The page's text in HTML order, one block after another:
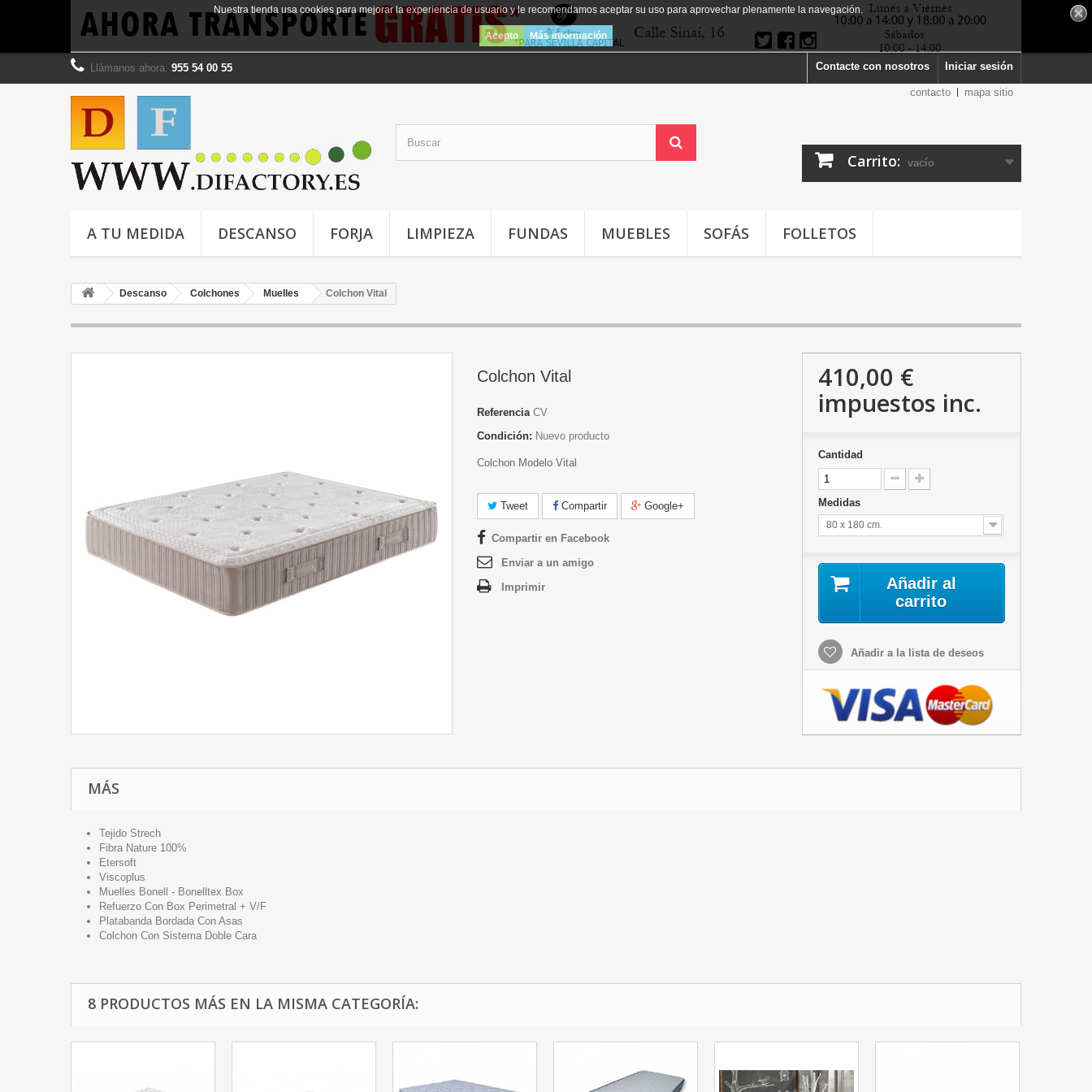
Iniciar sesión
Contacte con nosotros
Llámanos ahora: 955 54 00 55
contacto
mapa sitio
Nuestra tienda usa cookies para mejorar la experiencia de usuario y le recomendamos aceptar su uso para aprovechar plenamente la navegación.
Acepto Más información
Carrito: vacío
A TU MEDIDA DESCANSO FORJA LIMPIEZA FUNDAS MUEBLES SOFÁS FOLLETOS
Descanso Colchones Muelles Colchon Vital
Colchon Vital
Referencia CV
Condición: Nuevo producto
Colchon Modelo Vital
Tweet Compartir Google+
Compartir en Facebook
Enviar a un amigo
Imprimir
410,00 €
impuestos inc.
Cantidad
Medidas
80 x 180 cm.
Añadir al
carrito
Añadir a la lista de deseos
MÁS
Tejido Strech
Fibra Nature 100%
Etersoft
Viscoplus
Muelles Bonell - Bonelltex Box
Refuerzo Con Box Perimetral + V/F
Platabanda Bordada Con Asas
Colchon Con Sistema Doble Cara
8 PRODUCTOS MÁS EN LA MISMA CATEGORÍA: